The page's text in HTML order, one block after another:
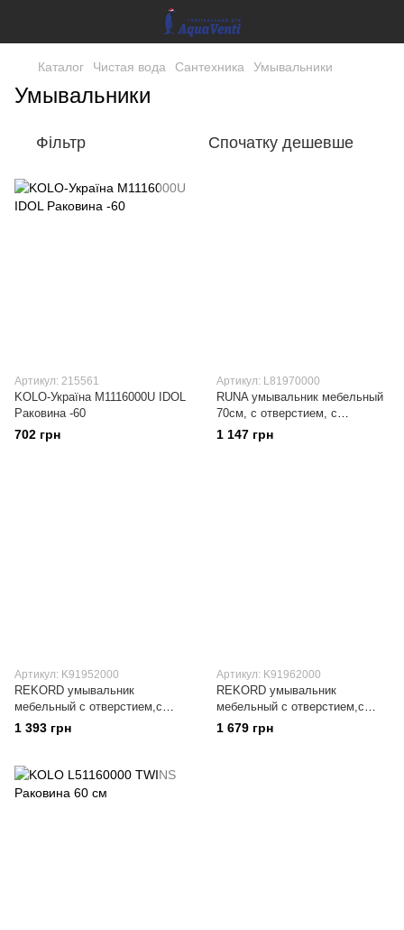
Каталог Чистая вода Сантехника Умывальники
Умывальники
Фільтр Спочатку дешевше
Артикул: 215561
KOLO-Україна M1116000U IDOL
Раковина -60
702 грн
Артикул: L81970000
RUNA умывальник мебельный
70см, с отверстием, с
переливом (укр.) L81970000
1 147 грн
Артикул: K91952000
REKORD умывальник
мебельный с отверстием,с
переливом 50*38 см (пол.)
K91952000
1 393 грн
Артикул: K91962000
REKORD умывальник
мебельный с отверстием,с
переливом 60*45 см (пол.)
K91962000
1 679 грн